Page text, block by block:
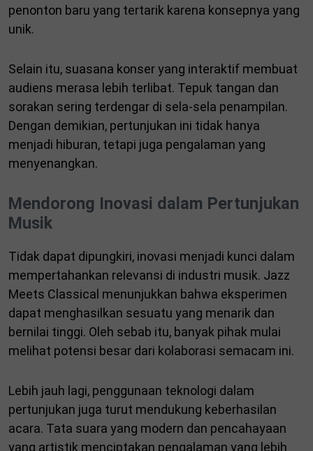
penonton baru yang tertarik karena konsepnya yang
unik.
Selain itu, suasana konser yang interaktif membuat
audiens merasa lebih terlibat. Tepuk tangan dan
sorakan sering terdengar di sela-sela penampilan.
Dengan demikian, pertunjukan ini tidak hanya
menjadi hiburan, tetapi juga pengalaman yang
menyenangkan.
Mendorong Inovasi dalam Pertunjukan
Musik
Tidak dapat dipungkiri, inovasi menjadi kunci dalam
mempertahankan relevansi di industri musik. Jazz
Meets Classical menunjukkan bahwa eksperimen
dapat menghasilkan sesuatu yang menarik dan
bernilai tinggi. Oleh sebab itu, banyak pihak mulai
melihat potensi besar dari kolaborasi semacam ini.
Lebih jauh lagi, penggunaan teknologi dalam
pertunjukan juga turut mendukung keberhasilan
acara. Tata suara yang modern dan pencahayaan
yang artistik menciptakan pengalaman yang lebih